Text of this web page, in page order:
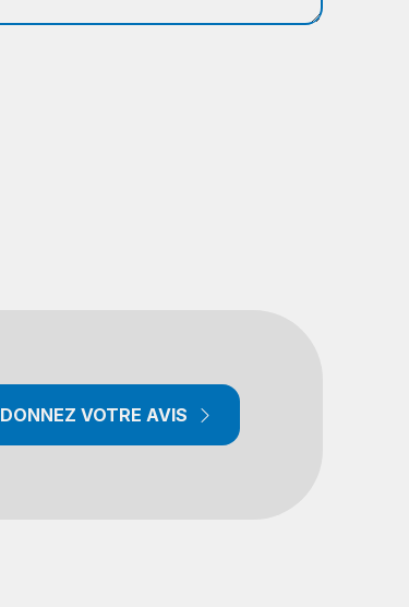
DONNEZ VOTRE AVIS